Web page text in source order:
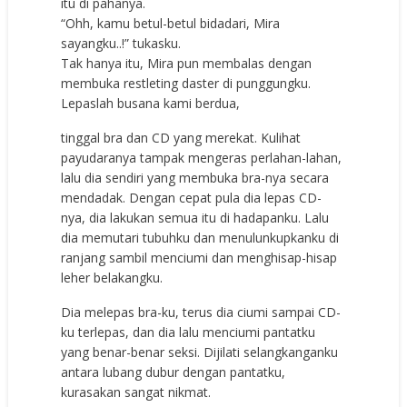
“Ohh, kamu betul-betul bidadari, Mira
sayangku..!” tukasku.
Tak hanya itu, Mira pun membalas dengan
membuka restleting daster di punggungku.
Lepaslah busana kami berdua,
tinggal bra dan CD yang merekat. Kulihat
payudaranya tampak mengeras perlahan-lahan,
lalu dia sendiri yang membuka bra-nya secara
mendadak. Dengan cepat pula dia lepas CD-
nya, dia lakukan semua itu di hadapanku. Lalu
dia memutari tubuhku dan menulunkupkanku di
ranjang sambil menciumi dan menghisap-hisap
leher belakangku.
Dia melepas bra-ku, terus dia ciumi sampai CD-
ku terlepas, dan dia lalu menciumi pantatku
yang benar-benar seksi. Dijilati selangkanganku
antara lubang dubur dengan pantatku,
kurasakan sangat nikmat.